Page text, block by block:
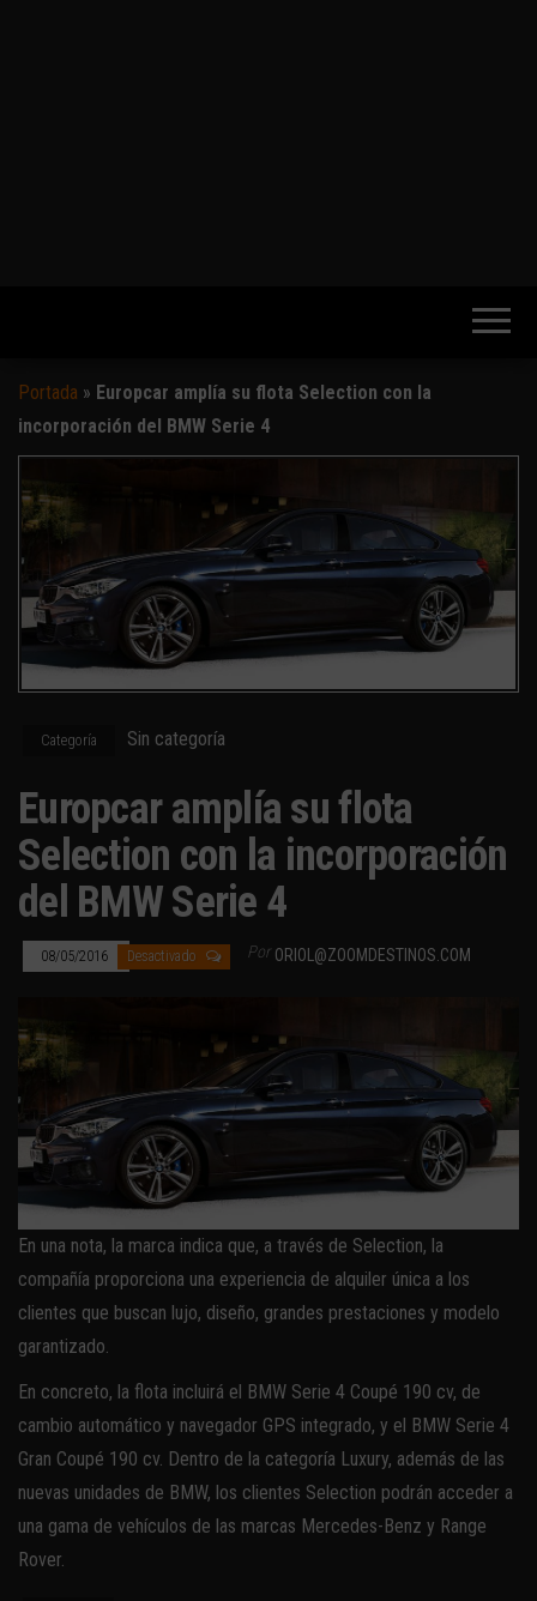
Portada » Europcar amplía su flota Selection con la
incorporación del BMW Serie 4
Categoría Sin categoría
Europcar amplía su flota
Selection con la incorporación
del BMW Serie 4
08/05/2016 Desactivado Por ORIOL@ZOOMDESTINOS.COM
En una nota, la marca indica que, a través de Selection, la
compañía proporciona una experiencia de alquiler única a los
clientes que buscan lujo, diseño, grandes prestaciones y modelo
garantizado.
En concreto, la flota incluirá el BMW Serie 4 Coupé 190 cv, de
cambio automático y navegador GPS integrado, y el BMW Serie 4
Gran Coupé 190 cv. Dentro de la categoría Luxury, además de las
nuevas unidades de BMW, los clientes Selection podrán acceder a
una gama de vehículos de las marcas Mercedes-Benz y Range
Rover.